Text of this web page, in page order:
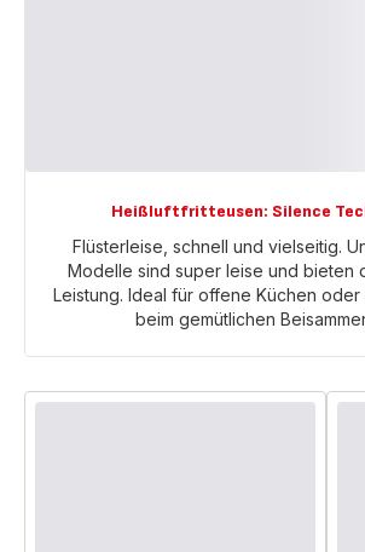
Heißluftfritteusen: Silence
Flüsterleise, schnell und vielseitig.
Modelle sind super leise und bieten
Leistung. Ideal für offene Küchen
beim gemütlichen